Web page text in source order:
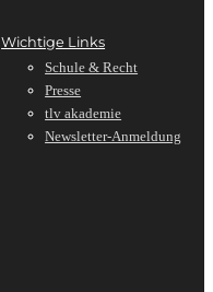
Wichtige Links
Schule & Recht
Presse
tlv akademie
Newsletter-Anmeldung